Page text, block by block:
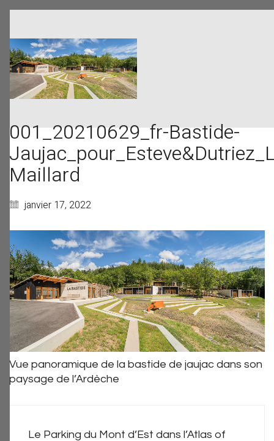
001_20210629_fr-Bastide-
Maillard
janvier 17, 2022
Vue panoramique de la bastide de jaujac dans son
paysage de l’Ardèche
Le Parking du Mont d’Est dans l’Atlas of